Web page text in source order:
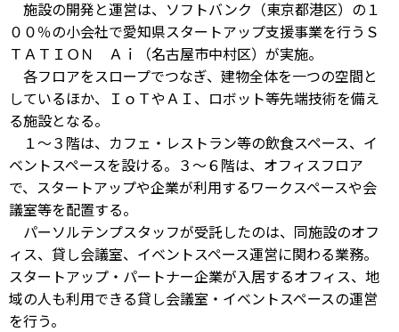
施設の開発と運営は、ソフトバンク（東京都港区）の１
００％の小会社で愛知県スタートアップ支援事業を行うＳ
ＴＡＴＩＯＮ Ａｉ（名古屋市中村区）が実施。
各フロアをスロープでつなぎ、建物全体を一つの空間と
しているほか、ＩｏＴやＡＩ、ロボット等先端技術を備え
る施設となる。
１～３階は、カフェ・レストラン等の飲食スペース、イ
ベントスペースを設ける。３～６階は、オフィスフロア
で、スタートアップや企業が利用するワークスペースや会
議室等を配置する。
パーソルテンプスタッフが受託したのは、同施設のオフ
ィス、貸し会議室、イベントスペース運営に関わる業務。
スタートアップ・パートナー企業が入居するオフィス、地
域の人も利用できる貸し会議室・イベントスペースの運営
を行う。